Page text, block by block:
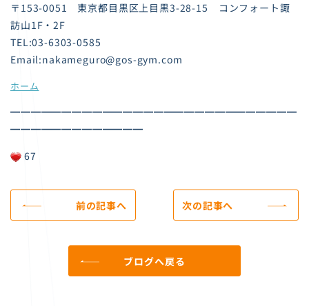
〒153-0051 東京都目黒区上目黒3-28-15 コンフォート諏
訪山1F・2F
TEL:03-6303-0585
Email:nakameguro@gos-gym.com
ホーム
━━━━━━━━━━━━━━━━━━━━━━━━━━━━
━━━━━━━━━━━━━
67
前の記事へ 次の記事へ
ブログへ戻る